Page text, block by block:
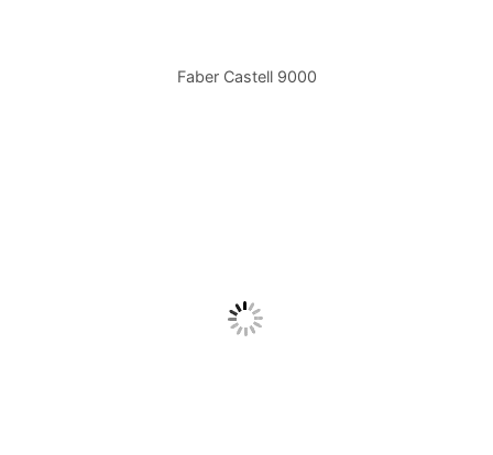
Faber Castell 9000